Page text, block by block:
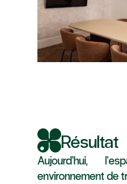
Résultat
Aujourd’hui,
environnement de